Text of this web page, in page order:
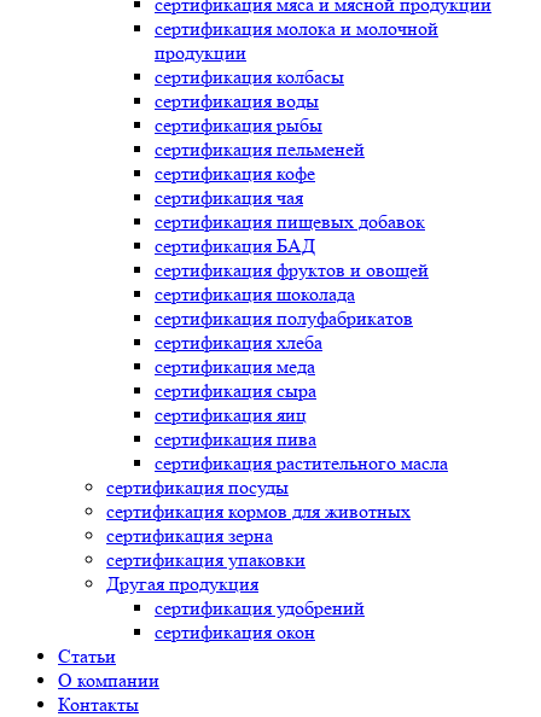
сертификация молока и молочной
продукции
сертификация колбасы
сертификация воды
сертификация рыбы
сертификация пельменей
сертификация кофе
сертификация чая
сертификация пищевых добавок
сертификация БАД
сертификация фруктов и овощей
сертификация шоколада
сертификация полуфабрикатов
сертификация хлеба
сертификация меда
сертификация сыра
сертификация яиц
сертификация пива
сертификация растительного масла
сертификация посуды
сертификация кормов для животных
сертификация зерна
сертификация упаковки
Другая продукция
сертификация удобрений
сертификация окон
Статьи
О компании
Контакты